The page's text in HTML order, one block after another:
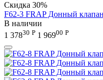
Скидка 30%
F62-3 FRAP Донный
В наличии
1 37830 Р 1 96900 Р